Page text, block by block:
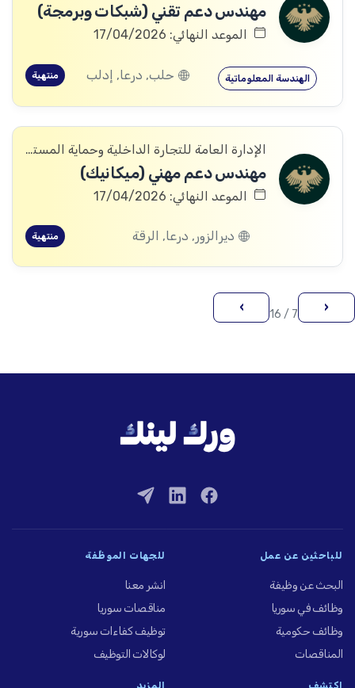
مهندس دعم تقني (شبكات وبرمجة)
الموعد النهائي: 17/04/2026
الهندسة المعلوماتية حلب, درعا, إدلب منتهية
الإدارة العامة للتجارة الداخلية وحماية المستهلك
مهندس دعم مهني (ميكانيك)
الموعد النهائي: 17/04/2026
ديرالزور, درعا, الرقة منتهية
‹
7 / 16
›
للباحثين عن عمل
البحث عن وظيفة
وظائف في سوريا
وظائف حكومية
المناقصات
للجهات الموظِّفة
انشر معنا
مناقصات سوريا
توظيف كفاءات سورية
لوكالات التوظيف
اكتشف المزيد